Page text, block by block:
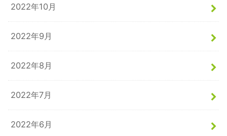
2022年10月
2022年9月
2022年8月
2022年7月
2022年6月